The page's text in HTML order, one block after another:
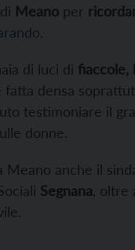
Meano per
.
di luci di fiaccole,
fatta densa
testimoniare il
donne.
Meano anche il
Segnana, oltre